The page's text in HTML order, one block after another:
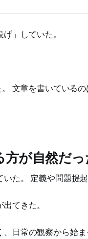
」していた。
文章を書いている
が自然だっ
た。 定義や問題提起
てきた。
日常の観察から始